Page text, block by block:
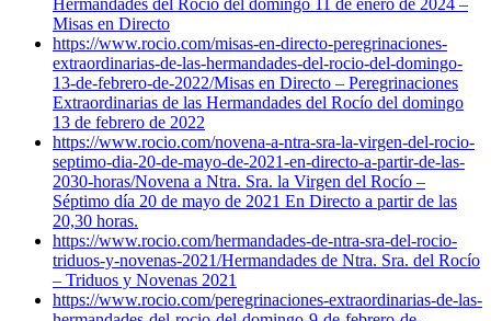
Hermandades del Rocío del domingo 11 de enero de 2024 –
Misas en Directo
https://www.rocio.com/misas-en-directo-peregrinaciones-
extraordinarias-de-las-hermandades-del-rocio-del-domingo-
13-de-febrero-de-2022/Misas en Directo – Peregrinaciones
Extraordinarias de las Hermandades del Rocío del domingo
13 de febrero de 2022
https://www.rocio.com/novena-a-ntra-sra-la-virgen-del-rocio-
septimo-dia-20-de-mayo-de-2021-en-directo-a-partir-de-las-
2030-horas/Novena a Ntra. Sra. la Virgen del Rocío –
Séptimo día 20 de mayo de 2021 En Directo a partir de las
20,30 horas.
https://www.rocio.com/hermandades-de-ntra-sra-del-rocio-
triduos-y-novenas-2021/Hermandades de Ntra. Sra. del Rocío
– Triduos y Novenas 2021
https://www.rocio.com/peregrinaciones-extraordinarias-de-las-